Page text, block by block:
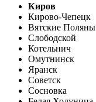
Киров
Кирово-Чепецк
Вятские Поляны
Слободской
Котельнич
Омутнинск
Яранск
Советск
Сосновка